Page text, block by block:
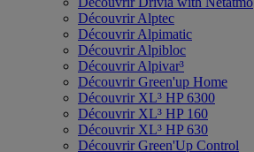
Découvrir Alptec
Découvrir Alpimatic
Découvrir Alpibloc
Découvrir Alpivar³
Découvrir Green'up Home
Découvrir XL³ HP 6300
Découvrir XL³ HP 160
Découvrir XL³ HP 630
Découvrir Green'Up Control